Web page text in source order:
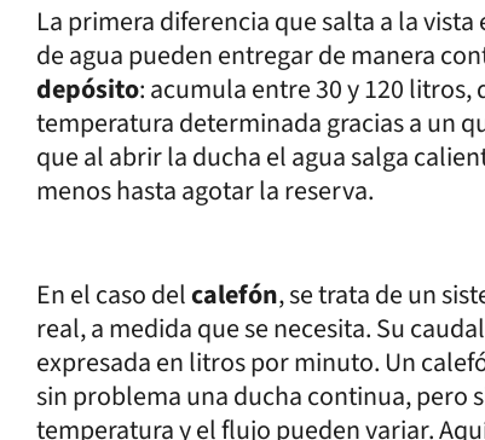
La primera diferencia que salta a la
de agua pueden entregar de manera
depósito: acumula entre 30 y 120
temperatura determinada gracias a un
que al abrir la ducha el agua salga
menos hasta agotar la reserva.
En el caso delcalefón, se trata de un
real, a medida que se necesita. Su
expresada en litros por minuto. Un
sin problema una ducha continua, pero
temperatura y el flujo pueden variar.